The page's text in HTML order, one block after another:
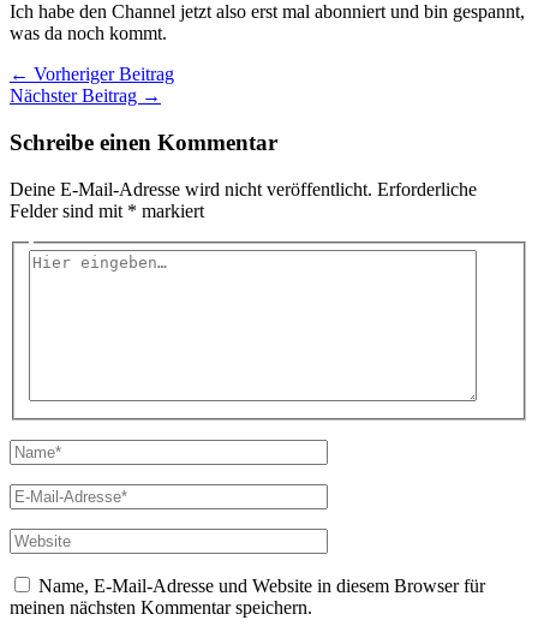
Ich habe den Channel jetzt also erst mal abonniert und bin gespannt,
was da noch kommt.
← Vorheriger Beitrag
Nächster Beitrag →
Schreibe einen Kommentar
Deine E-Mail-Adresse wird nicht veröffentlicht. Erforderliche
Felder sind mit * markiert
Hier
Name*
E-
Mail-
Adresse*
Website
Name, E-Mail-Adresse und Website in diesem Browser für
meinen nächsten Kommentar speichern.